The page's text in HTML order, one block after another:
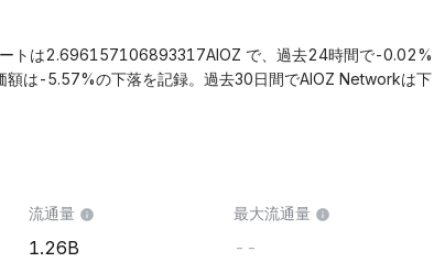
トは2.696157106893317AIOZ で、過去24時間で-0.02%
は-5.57%の下落を記録。過去30日間でAIOZ Networkは下
流通量
1.26B
最大流通量
--